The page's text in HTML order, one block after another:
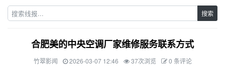
搜索
合肥美的中央空调厂家维修服务联系方式
竹翠影闻 2026-03-07 12:46 37次浏览 0 条评论